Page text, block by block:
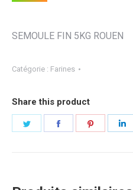
SEMOULE FIN 5KG ROUEN
Catégorie : Farines
Share this product
Partager
Partager Partager